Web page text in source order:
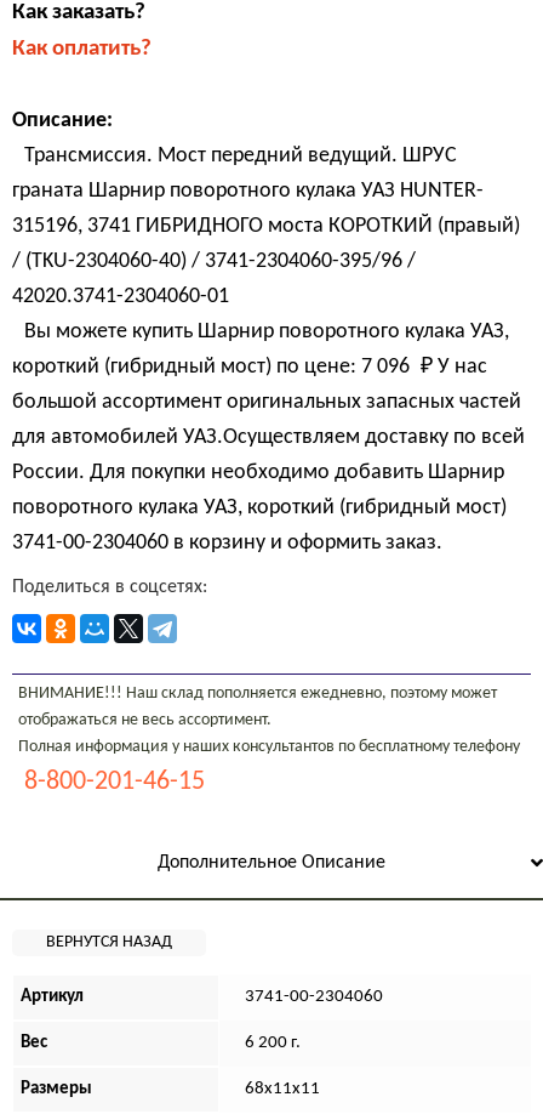
Как заказать?
Как оплатить?
Описание:
Трансмиссия. Мост передний ведущий. ШРУС
граната Шарнир поворотного кулака УАЗ HUNTER-
315196, 3741 ГИБРИДНОГО моста КОРОТКИЙ (правый)
/ (TKU-2304060-40) / 3741-2304060-395/96 /
42020.3741-2304060-01
Вы можете купить Шарнир поворотного кулака УАЗ,
короткий (гибридный мост) по цене: 7 096 ₽ У нас
большой ассортимент оригинальных запасных частей
для автомобилей УАЗ.Осуществляем доставку по всей
России. Для покупки необходимо добавить Шарнир
поворотного кулака УАЗ, короткий (гибридный мост)
3741-00-2304060 в корзину и оформить заказ.
Поделиться в соцсетях:
ВНИМАНИЕ!!! Наш склад пополняется ежедневно, поэтому может
отображаться не весь ассортимент.
Полная информация у наших консультантов по бесплатному телефону
8-800-201-46-15
Дополнительное Описание
Артикул 3741-00-2304060
Вес 6 200 г.
Размеры 68х11х11